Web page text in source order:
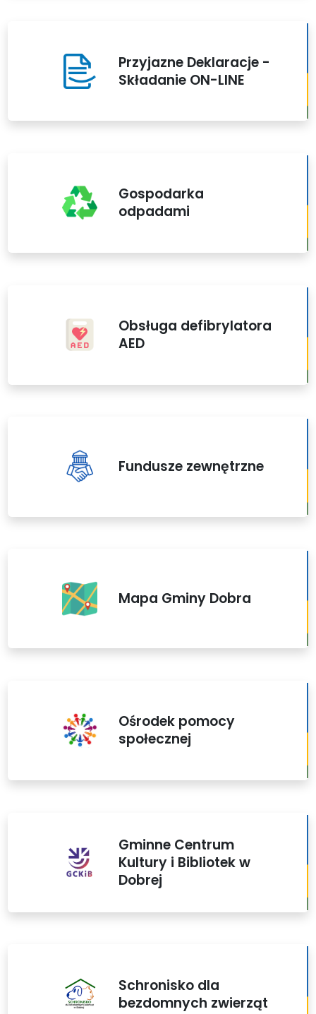
Przyjazne Deklaracje -
Składanie ON-LINE
Gospodarka
odpadami
Obsługa defibrylatora
AED
Fundusze zewnętrzne
Mapa Gminy Dobra
Ośrodek pomocy
społecznej
Gminne Centrum
Kultury i Bibliotek w
Dobrej
Schronisko dla
bezdomnych zwierząt